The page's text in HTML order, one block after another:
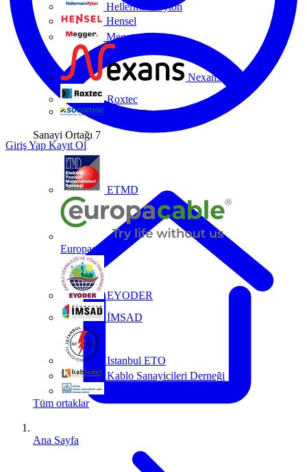
HellermannTyton
Hensel
Megger
Nexans
Roxtec
Socomec
Sanayi Ortağı 7
ETMD
Europacable
EYODER
İMSAD
Istanbul ETO
Kablo Sanayicileri Derneği
Tüm ortaklar
Giriş Yap Kayıt Ol
Ana Sayfa